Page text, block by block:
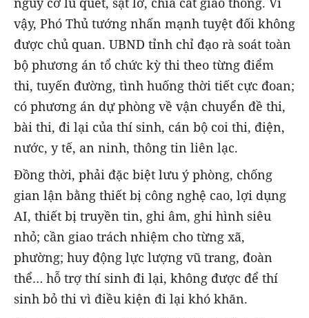
vậy, Phó Thủ tướng nhấn mạnh tuyệt đối không
được chủ quan. UBND tỉnh chỉ đạo rà soát toàn
bộ phương án tổ chức kỳ thi theo từng điểm
thi, tuyến đường, tình huống thời tiết cực đoan;
có phương án dự phòng về vận chuyển đề thi,
bài thi, đi lại của thí sinh, cán bộ coi thi, điện,
nước, y tế, an ninh, thông tin liên lạc.
Đồng thời, phải đặc biệt lưu ý phòng, chống
gian lận bằng thiết bị công nghệ cao, lợi dụng
AI, thiết bị truyền tin, ghi âm, ghi hình siêu
nhỏ; cần giao trách nhiệm cho từng xã,
phường; huy động lực lượng vũ trang, đoàn
thể… hỗ trợ thí sinh đi lại, không được để thí
sinh bỏ thi vì điều kiện đi lại khó khăn.